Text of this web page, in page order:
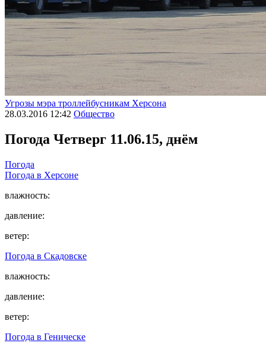
Угрозы мэра троллейбусникам Херсона
28.03.2016 12:42 Общество
Погода Четверг 11.06.15, днём
Погода
Погода в Херсоне
влажность:
давление:
ветер:
Погода в Скадовске
влажность:
давление:
ветер:
Погода в Геническе